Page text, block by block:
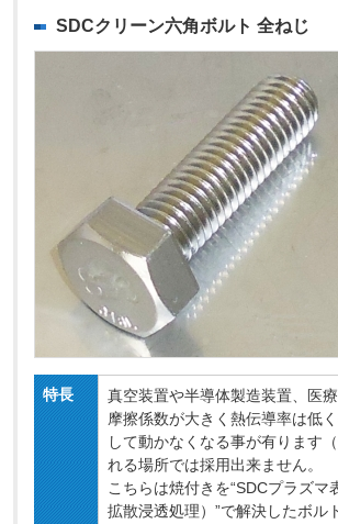
SDCクリーン六角ボルト 全ねじ
特長 真空装置や半導体製造装置、医
摩擦係数が大きく熱伝導率は低
して動かなくなる事が有ります（
れる場所では採用出来ません。
こちらは焼付きを“SDCプラズ
拡散浸透処理）”で解決したボル